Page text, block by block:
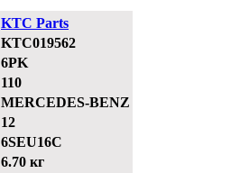
KTC Parts
KTC019562
6PK
110
MERCEDES-BENZ
12
6SEU16C
6.70 кг